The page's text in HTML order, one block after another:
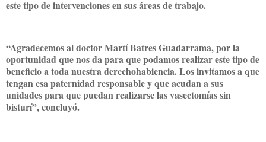
este tipo de intervenciones en sus áreas de trabajo.
“Agradecemos al doctor Martí Batres Guadarrama, por la
oportunidad que nos da para que podamos realizar este tipo de
beneficio a toda nuestra derechohabiencia. Los invitamos a que
tengan esa paternidad responsable y que acudan a sus
unidades para que puedan realizarse las vasectomías sin
bisturí”, concluyó.